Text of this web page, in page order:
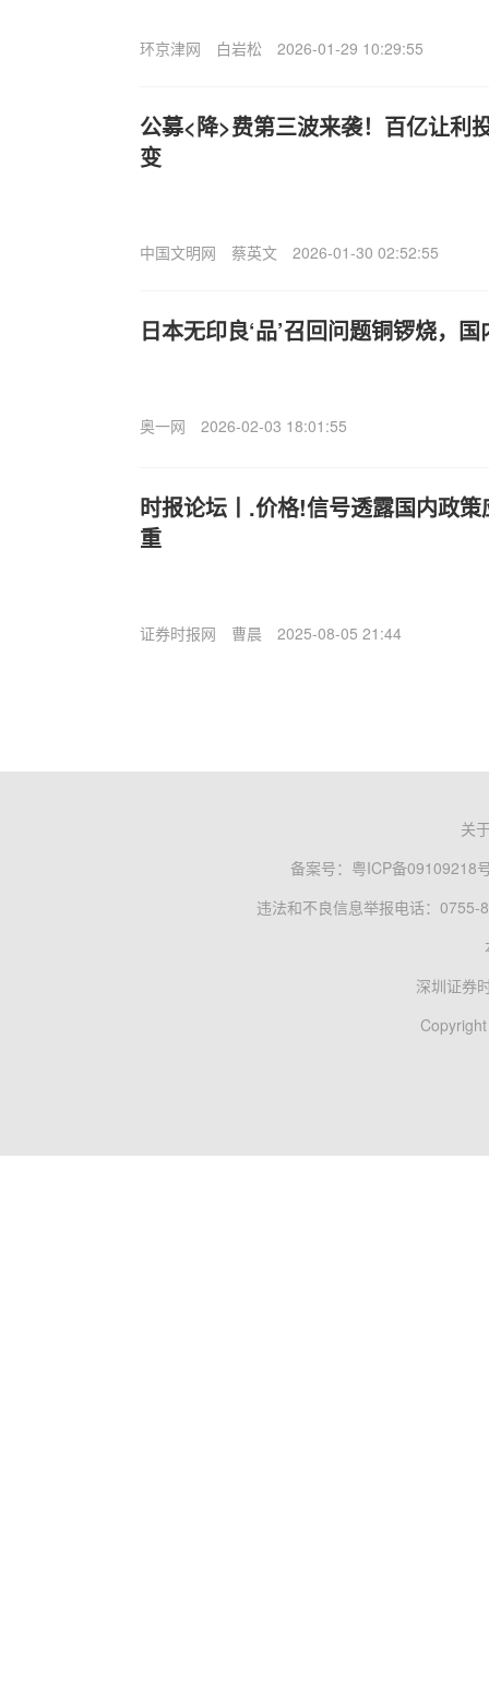
环京津网 白岩松 2026-01-29 10:29:55
公募<降>费第三波来袭！百亿让利
变
中国文明网 蔡英文 2026-01-30 02:52:55
日本无印良‘品’召回问题铜锣烧，
奥一网 2026-02-03 18:01:55
时报论坛丨.价格!信号透露国内政
重
证券时报网 曹晨 2025-08-05 21:44
关
备案号： 粤ICP备09109218
违法和不良信息举报电话：0755-
深圳证券